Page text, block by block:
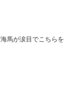
馬が涙目でこちらを